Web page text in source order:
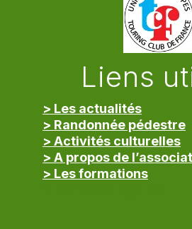
Liens
> Les actualités
> Randonnée pédestre
> Activités culturelles
> A propos de
> Les formations